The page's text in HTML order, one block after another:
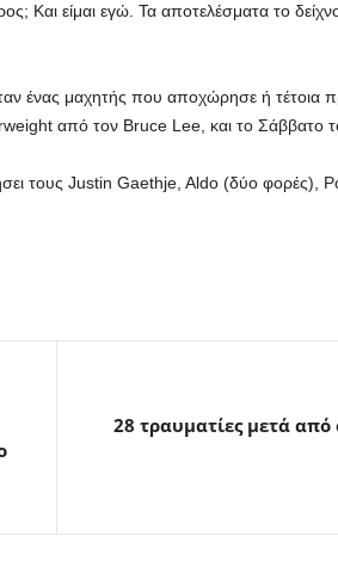
Και είμαι εγώ. Τα αποτελέσματα το
ένας μαχητής που αποχώρησε ή
από τον Bruce Lee, και το Σάββατο
τους Justin Gaethje, Aldo (δύο φορές),
28 τραυματίες μετά